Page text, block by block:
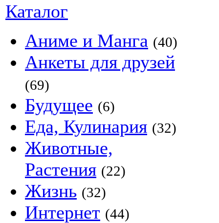
Каталог
Аниме и Манга (40)
Анкеты для друзей
(69)
Будущее (6)
Еда, Кулинария (32)
Животные,
Растения (22)
Жизнь (32)
Интернет (44)